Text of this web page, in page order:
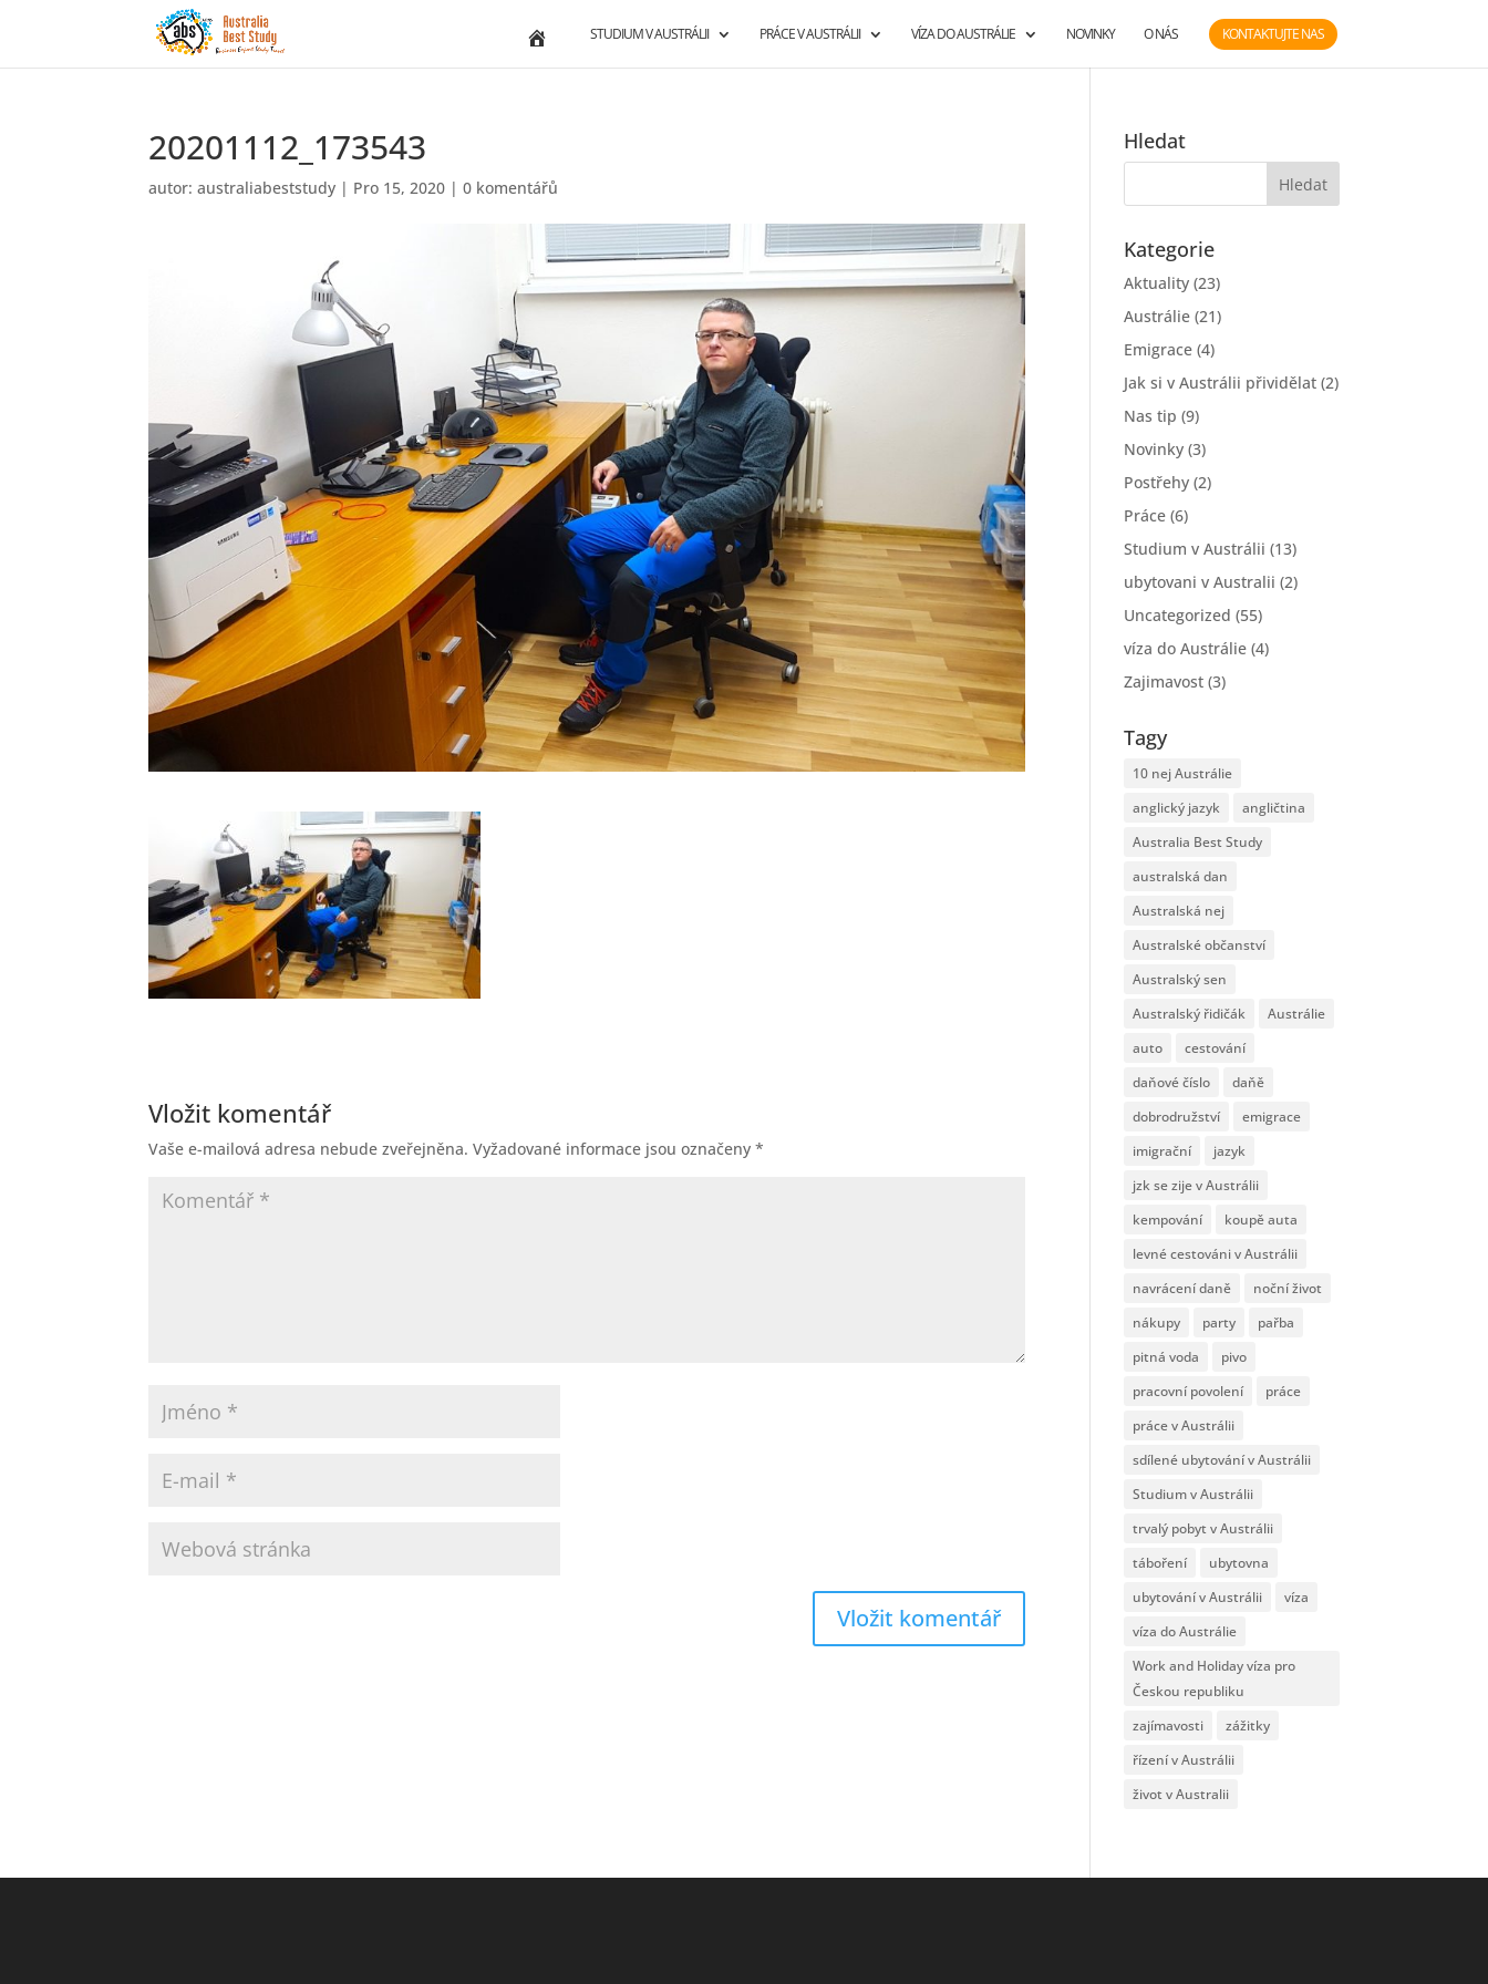
STUDIUM V AUSTRÁLII PRÁCE V AUSTRÁLII VÍZA DO AUSTRÁLIE NOVINKY O NÁS KONTAKTUJTE NAS
20201112_173543
autor:australiabeststudy | Pro 15, 2020 |0 komentářů
Vložit komentář
Vaše e-mailová adresa nebude zveřejněna. Vyžadované informace jsou označeny*
Hledat
Kategorie
Aktuality (23)
Austrálie (21)
Emigrace (4)
Jak si v Austrálii přividělat (2)
Nas tip (9)
Novinky (3)
Postřehy (2)
Práce (6)
Studium v Austrálii (13)
ubytovani v Australii (2)
Uncategorized (55)
víza do Austrálie (4)
Zajimavost (3)
Tagy
10 nej Austrálie
anglický jazyk
angličtina
Australia Best Study
australská dan
Australská nej
Australské občanství
Australský sen
Australský řidičák
Austrálie
auto
cestování
daňové číslo
daňě
dobrodružství
emigrace
imigrační
jazyk
jzk se zije v Austrálii
kempování
koupě auta
levné cestováni v Austrálii
navrácení daně
noční život
nákupy
party
pařba
pitná voda
pivo
pracovní povolení
práce
práce v Austrálii
sdílené ubytování v Austrálii
Studium v Austrálii
trvalý pobyt v Austrálii
táboření
ubytovna
ubytování v Austrálii
víza
víza do Austrálie
Work and Holiday víza pro
Českou republiku
zajímavosti
zážitky
řízení v Austrálii
život v Australii